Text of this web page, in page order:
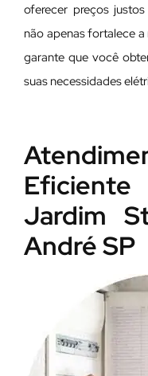
oferecer preços
não apenas fortalece
garante que você
suas necessidades
Jardim
André SP